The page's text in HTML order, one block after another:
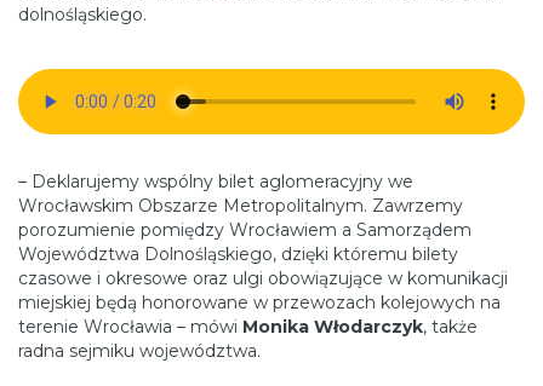
dolnośląskiego.
– Deklarujemy wspólny bilet aglomeracyjny we
Wrocławskim Obszarze Metropolitalnym. Zawrzemy
porozumienie pomiędzy Wrocławiem a Samorządem
Województwa Dolnośląskiego, dzięki któremu bilety
czasowe i okresowe oraz ulgi obowiązujące w komunikacji
miejskiej będą honorowane w przewozach kolejowych na
terenie Wrocławia – mówi Monika Włodarczyk, także
radna sejmiku województwa.